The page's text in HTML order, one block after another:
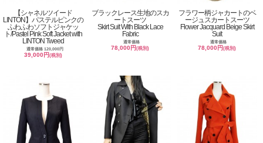
【シャネルツイード
LINTON】パステルピンクの
ふわふわソフトジャケッ
ト/Pastel Pink Soft Jacket with
LINTON Tweed
通常価格 120,000円
39,000円(税別)
ブラックレース生地のスカ
ートスーツ
Skirt Suit With Black Lace
Fabric
通常価格
78,000円(税別)
フラワー柄ジャカートのベ
ージュスカートスーツ
Flower Jacquard Beige Skirt
Suit
通常価格
78,000円(税別)